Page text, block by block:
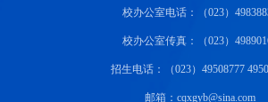
校办公室电话：（023）
校办公室传真：（023）
招生电话：（023）49508777
邮箱：cqxgyb@sina.com